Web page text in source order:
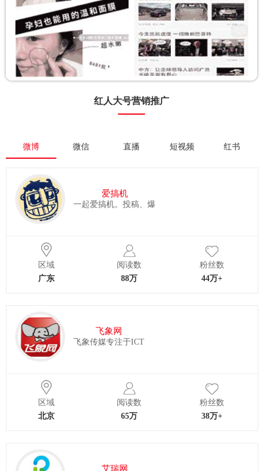
红人大号营销推广
微博 微信 直播 短视频 红书
爱搞机
一起爱搞机。投稿、爆
区域
广东
阅读数
88万
粉丝数
44万+
飞象网
飞象传媒专注于ICT
区域
北京
阅读数
65万
粉丝数
38万+
艾瑞网